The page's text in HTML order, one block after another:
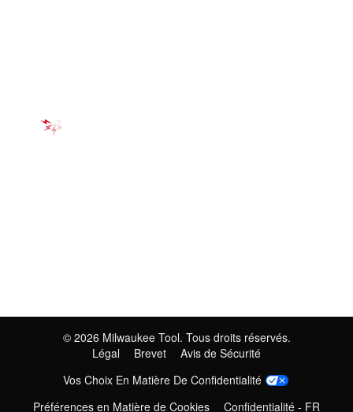
© 2026 Milwaukee Tool. Tous droits réservés.
Légal
Brevet
Avis de Sécurité
Vos Choix En Matière De Confidentialité
Préférences en Matière de Cookies
Confidentialité - FR